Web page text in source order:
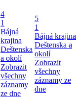
4
1
Bájná
krajina
Deštenska
a okolí
Zobrazit
všechny
záznamy
ze dne
5
1
Bájná krajina
Deštenska a
okolí
Zobrazit
všechny
záznamy ze
dne